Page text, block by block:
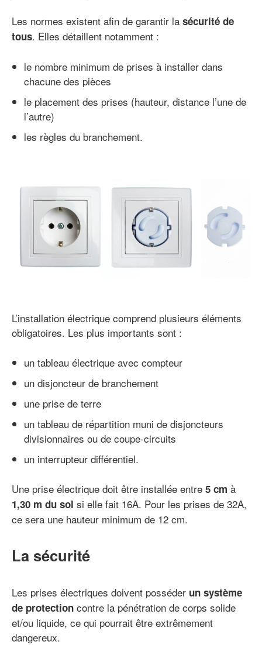
Les normes existent afin de garantir la sécurité de
tous. Elles détaillent notamment :
le nombre minimum de prises à installer dans
chacune des pièces
le placement des prises (hauteur, distance l’une de
l’autre)
les règles du branchement.
L’installation électrique comprend plusieurs éléments
obligatoires. Les plus importants sont :
un tableau électrique avec compteur
un disjoncteur de branchement
une prise de terre
un tableau de répartition muni de disjoncteurs
divisionnaires ou de coupe-circuits
un interrupteur différentiel.
Une prise électrique doit être installée entre 5 cm à
1,30 m du sol si elle fait 16A. Pour les prises de 32A,
ce sera une hauteur minimum de 12 cm.
La sécurité
Les prises électriques doivent posséder un système
de protection contre la pénétration de corps solide
et/ou liquide, ce qui pourrait être extrêmement
dangereux.